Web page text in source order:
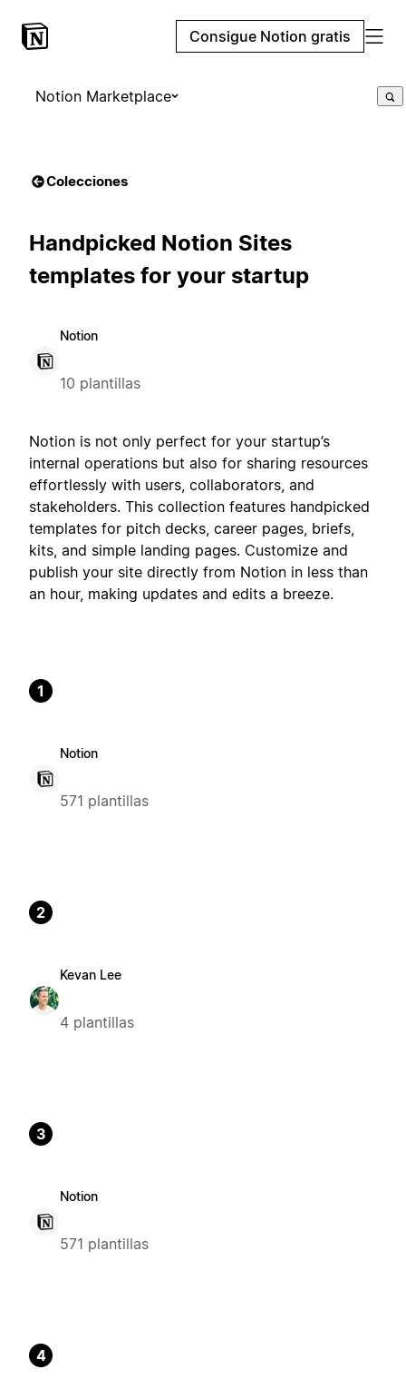
Consigue Notion gratis
Notion Marketplace
Colecciones
Handpicked Notion Sites
templates for your startup
Notion
10 plantillas
Notion is not only perfect for your startup’s
internal operations but also for sharing resources
effortlessly with users, collaborators, and
stakeholders. This collection features handpicked
templates for pitch decks, career pages, briefs,
kits, and simple landing pages. Customize and
publish your site directly from Notion in less than
an hour, making updates and edits a breeze.
1
Notion
571 plantillas
2
Kevan Lee
4 plantillas
3
Notion
571 plantillas
4